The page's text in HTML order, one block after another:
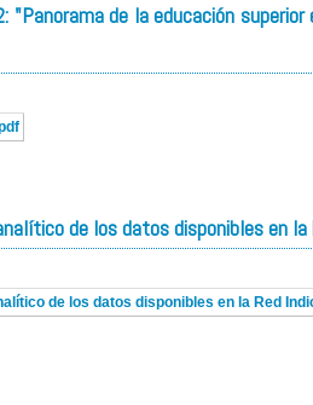
"Panorama de la educación superior
de los datos disponibles en la
de los datos disponibles en la Red